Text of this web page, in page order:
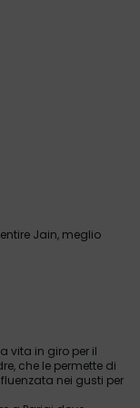
Jain, meglio
vita in giro per il
che le permette di
nei gusti per